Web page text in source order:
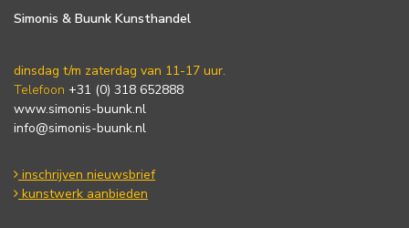
Simonis & Buunk Kunsthandel
dinsdag t/m zaterdag van 11-17 uur.
Telefoon +31 (0) 318 652888
www.simonis-buunk.nl
info@simonis-buunk.nl
inschrijven nieuwsbrief
kunstwerk aanbieden